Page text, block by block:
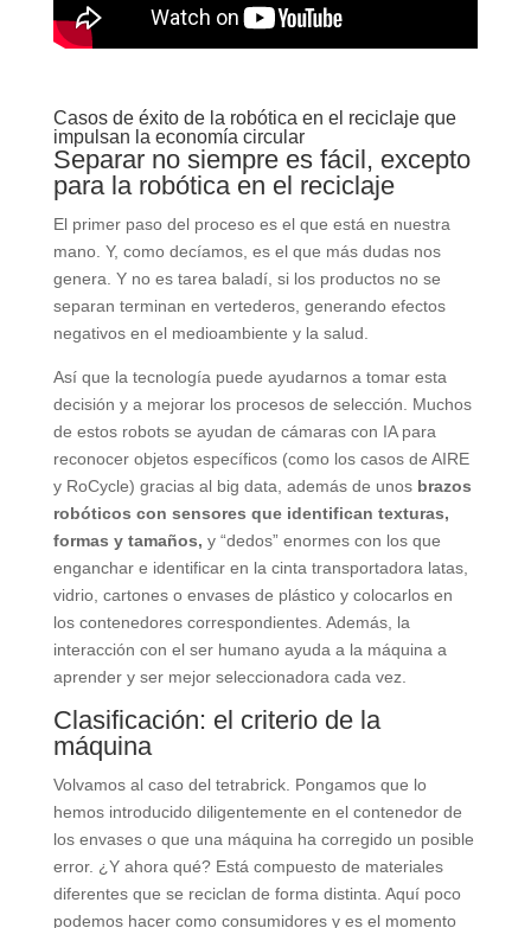
Casos de éxito de la robótica en el reciclaje que
impulsan la economía circular
Separar no siempre es fácil, excepto
para la robótica en el reciclaje
El primer paso del proceso es el que está en nuestra
mano. Y, como decíamos, es el que más dudas nos
genera. Y no es tarea baladí, si los productos no se
separan terminan en vertederos, generando efectos
negativos en el medioambiente y la salud.
Así que la tecnología puede ayudarnos a tomar esta
decisión y a mejorar los procesos de selección. Muchos
de estos robots se ayudan de cámaras con IA para
reconocer objetos específicos (como los casos de AIRE
y RoCycle) gracias al big data, además de unos brazos
robóticos con sensores que identifican texturas,
formas y tamaños, y “dedos” enormes con los que
enganchar e identificar en la cinta transportadora latas,
vidrio, cartones o envases de plástico y colocarlos en
los contenedores correspondientes. Además, la
interacción con el ser humano ayuda a la máquina a
aprender y ser mejor seleccionadora cada vez.
Clasificación: el criterio de la
máquina
Volvamos al caso del tetrabrick. Pongamos que lo
hemos introducido diligentemente en el contenedor de
los envases o que una máquina ha corregido un posible
error. ¿Y ahora qué? Está compuesto de materiales
diferentes que se reciclan de forma distinta. Aquí poco
podemos hacer como consumidores y es el momento